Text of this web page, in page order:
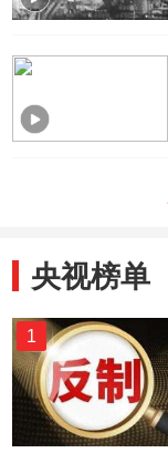
央视榜单
1